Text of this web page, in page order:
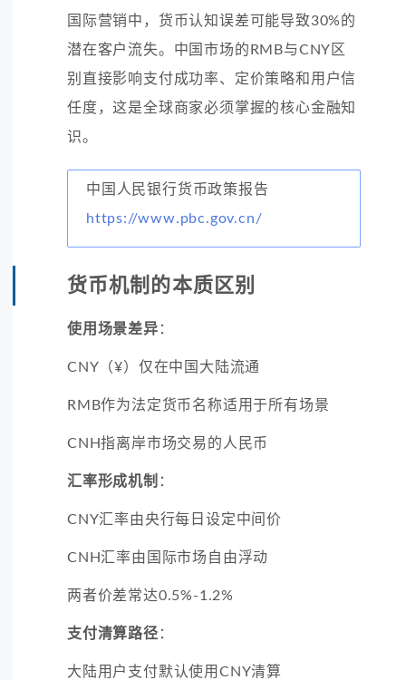
国际营销中，货币认知误差可能导致30%的
潜在客户流失。中国市场的RMB与CNY区
别直接影响支付成功率、定价策略和用户信
任度，这是全球商家必须掌握的核心金融知
识。
中国人民银行货币政策报告
https://www.pbc.gov.cn/
货币机制的本质区别
使用场景差异 ：
CNY（¥）仅在中国大陆流通
RMB作为法定货币名称适用于所有场景
CNH指离岸市场交易的人民币
汇率形成机制 ：
CNY汇率由央行每日设定中间价
CNH汇率由国际市场自由浮动
两者价差常达0.5%-1.2%
支付清算路径 ：
大陆用户支付默认使用CNY清算